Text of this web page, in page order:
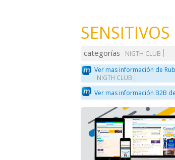
SENSITIVOS
categorías
NIGTH CLUB
Ver mas información de
NIGTH CLUB
Ver mas información B2B